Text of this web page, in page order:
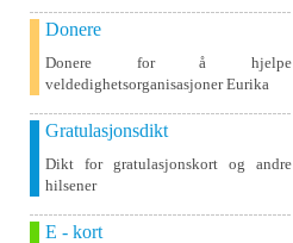
Donere
Donere for å hjelpe
veldedighetsorganisasjoner Eurika
Gratulasjonsdikt
Dikt for gratulasjonskort og andre
hilsener
E - kort